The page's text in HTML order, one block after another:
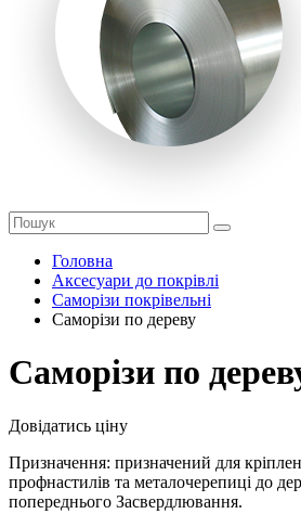
Головна
Аксесуари до покрівлі
Саморізи покрівельні
Саморізи по дереву
Саморізи по
Довідатись ціну
Призначення: призначений для
профнастилів та металочерепиці до
попереднього Засвердлювання.